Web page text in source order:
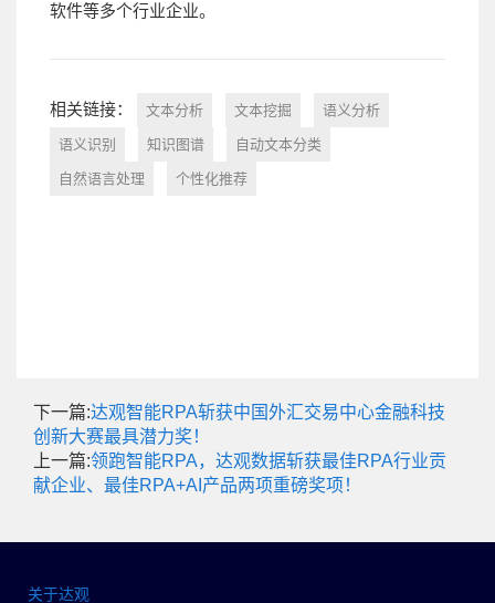
软件等多个行业企业。
相关链接： 文本分析 文本挖掘 语义分析
语义识别 知识图谱 自动文本分类
自然语言处理 个性化推荐
下一篇:达观智能RPA斩获中国外汇交易中心金融科技
创新大赛最具潜力奖！
上一篇:领跑智能RPA，达观数据斩获最佳RPA行业贡
献企业、最佳RPA+AI产品两项重磅奖项！
关于达观